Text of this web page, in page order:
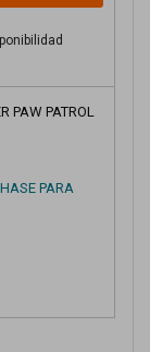
PAW PATROL
PARA